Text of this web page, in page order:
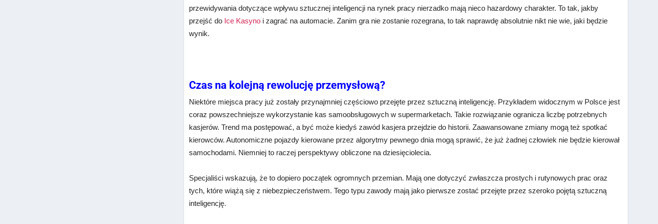
przewidywania dotyczące wpływu sztucznej inteligencji na rynek pracy nierzadko mają nieco hazardowy charakter. To tak, jakby
przejść do Ice Kasyno i zagrać na automacie. Zanim gra nie zostanie rozegrana, to tak naprawdę absolutnie nikt nie wie, jaki będzie
wynik.
Czas na kolejną rewolucję przemysłową?
Niektóre miejsca pracy już zostały przynajmniej częściowo przejęte przez sztuczną inteligencję. Przykładem widocznym w Polsce jest
coraz powszechniejsze wykorzystanie kas samoobsługowych w supermarketach. Takie rozwiązanie ogranicza liczbę potrzebnych
kasjerów. Trend ma postępować, a być może kiedyś zawód kasjera przejdzie do historii. Zaawansowane zmiany mogą też spotkać
kierowców. Autonomiczne pojazdy kierowane przez algorytmy pewnego dnia mogą sprawić, że już żadnej człowiek nie będzie kierował
samochodami. Niemniej to raczej perspektywy obliczone na dziesięciolecia.
Specjaliści wskazują, że to dopiero początek ogromnych przemian. Mają one dotyczyć zwłaszcza prostych i rutynowych prac oraz
tych, które wiążą się z niebezpieczeństwem. Tego typu zawody mają jako pierwsze zostać przejęte przez szeroko pojętą sztuczną
inteligencję.